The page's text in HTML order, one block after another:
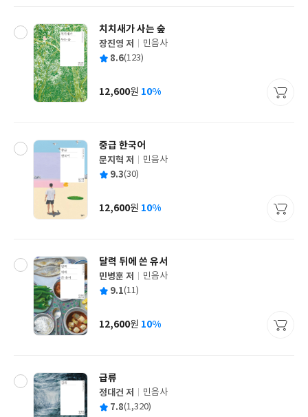
치치새가 사는 숲
글
쓴
장진영 저
출
사
민음사
평 8.6(123)
가
12,600원 10%
중급 한국어
글
쓴
문지혁 저
출
사
민음사
평 9.3(30)
가
12,600원 10%
달력 뒤에 쓴 유서
글
쓴
민병훈 저
출
사
민음사
평 9.1(11)
가
12,600원 10%
급류
글
쓴
정대건 저
출
민음사
평 7.8(1,320)